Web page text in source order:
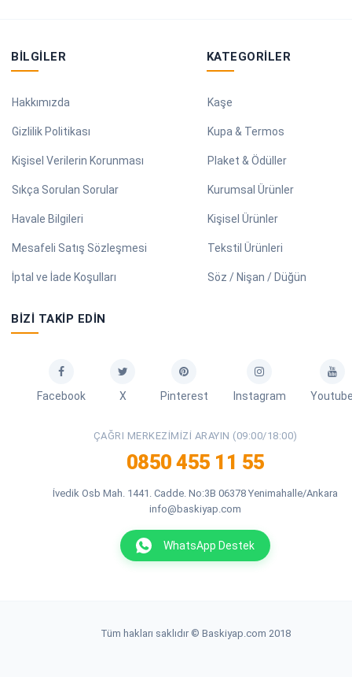
BILGILER
Hakkımızda
Gizlilik Politikası
Kişisel Verilerin Korunması
Sıkça Sorulan Sorular
Havale Bilgileri
Mesafeli Satış Sözleşmesi
İptal ve İade Koşulları
KATEGORILER
Kaşe
Kupa & Termos
Plaket & Ödüller
Kurumsal Ürünler
Kişisel Ürünler
Tekstil Ürünleri
Söz / Nişan / Düğün
BIZI TAKIP EDIN
Facebook X Pinterest Instagram
ÇAĞRI MERKEZIMIZI ARAYIN (09:00/18:00)
0850 455 11 55
İvedik Osb Mah. 1441. Cadde. No:3B 06378 Yenimahalle/Ankara
info@baskiyap.com
WhatsApp Destek
Tüm hakları saklıdır © Baskiyap.com 2018